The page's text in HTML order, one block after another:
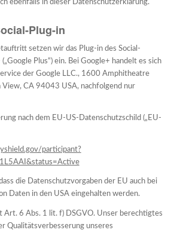
ebenfalls in dieser Datenschutzerklärung.
Plug-in
setzen wir das Plug-in des Social-
Plus“) ein. Bei Google+ handelt es sich
der Google LLC., 1600 Amphitheatre
View, CA 94043 USA, nachfolgend nur
nach dem EU-US-Datenschutzschild („EU-
participant?
die Datenschutzvorgaben der EU auch bei
Daten in den USA eingehalten werden.
Art. 6 Abs. 1 lit. f) DSGVO. Unser berechtigtes
Qualitätsverbesserung unseres